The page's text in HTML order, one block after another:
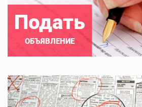
Подать
ОБЪЯВЛЕНИЕ